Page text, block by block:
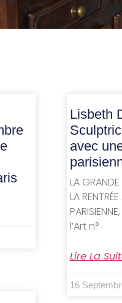
Lisbeth
avec
LA
LA
l’Art n°
Lire La
16